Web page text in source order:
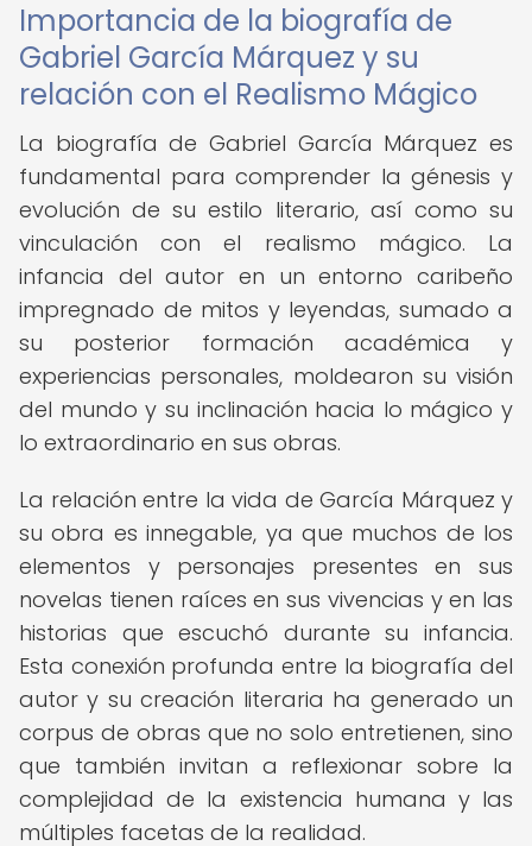
Importancia de la biografía de
Gabriel García Márquez y su
relación con el Realismo Mágico
La biografía de Gabriel García Márquez es
fundamental para comprender la génesis y
evolución de su estilo literario, así como su
vinculación con el realismo mágico. La
infancia del autor en un entorno caribeño
impregnado de mitos y leyendas, sumado a
su posterior formación académica y
experiencias personales, moldearon su visión
del mundo y su inclinación hacia lo mágico y
lo extraordinario en sus obras.
La relación entre la vida de García Márquez y
su obra es innegable, ya que muchos de los
elementos y personajes presentes en sus
novelas tienen raíces en sus vivencias y en las
historias que escuchó durante su infancia.
Esta conexión profunda entre la biografía del
autor y su creación literaria ha generado un
corpus de obras que no solo entretienen, sino
que también invitan a reflexionar sobre la
complejidad de la existencia humana y las
múltiples facetas de la realidad.